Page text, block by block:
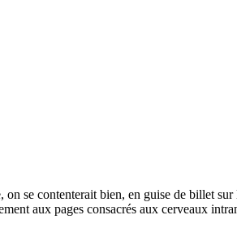
se contenterait bien, en guise de billet
aux pages consacrés aux cerveaux